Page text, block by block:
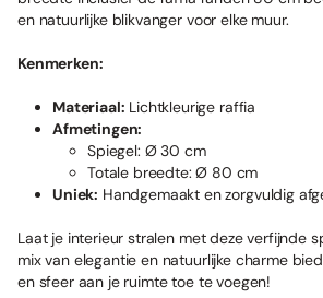
en natuurlijke blikvanger voor elke muur.
Kenmerken:
Materiaal: Lichtkleurige raffia
Afmetingen:
Spiegel: Ø 30 cm
Totale breedte: Ø 80 cm
Uniek: Handgemaakt en zorgvuldig
Laat je interieur stralen met deze verfijnde
mix van elegantie en natuurlijke charme
en sfeer aan je ruimte toe te voegen!